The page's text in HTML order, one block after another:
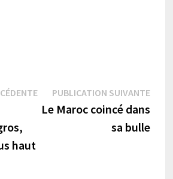
Publication
précédente :
haut
PUBLICATION SUIVANTE
Le Maroc coincé dans
sa bulle